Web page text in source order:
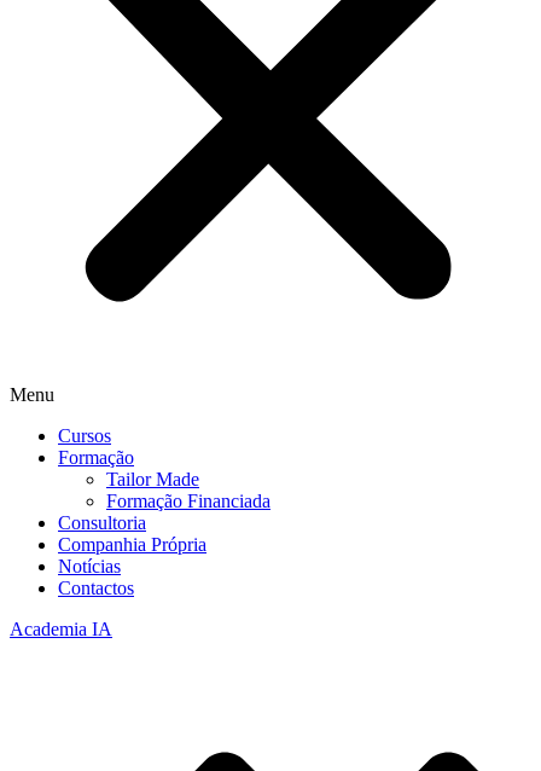
Menu
Cursos
Formação
Tailor Made
Formação Financiada
Consultoria
Companhia Própria
Notícias
Contactos
Academia IA